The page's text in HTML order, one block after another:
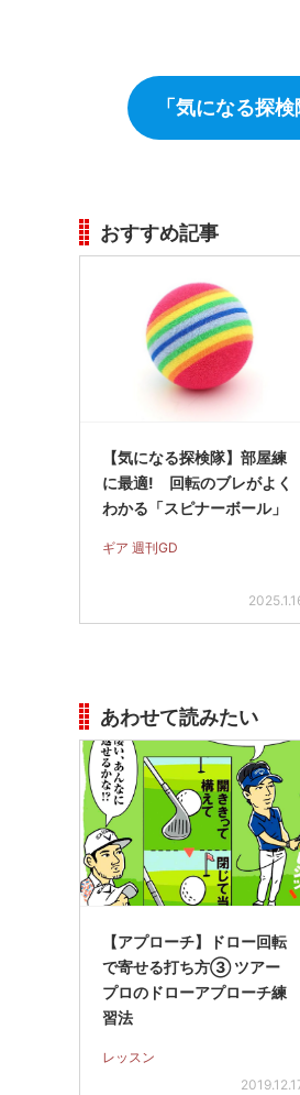
「気になる探
おすすめ記事
【気になる探検隊】部屋練
に最適! 回転のブレがよく
わかる「スピナーボール」
ギア 週刊GD
あわせて読みたい
【アプローチ】ドロー回転
で寄せる打ち方③ ツアー
プロのドローアプローチ練
習法
レッスン